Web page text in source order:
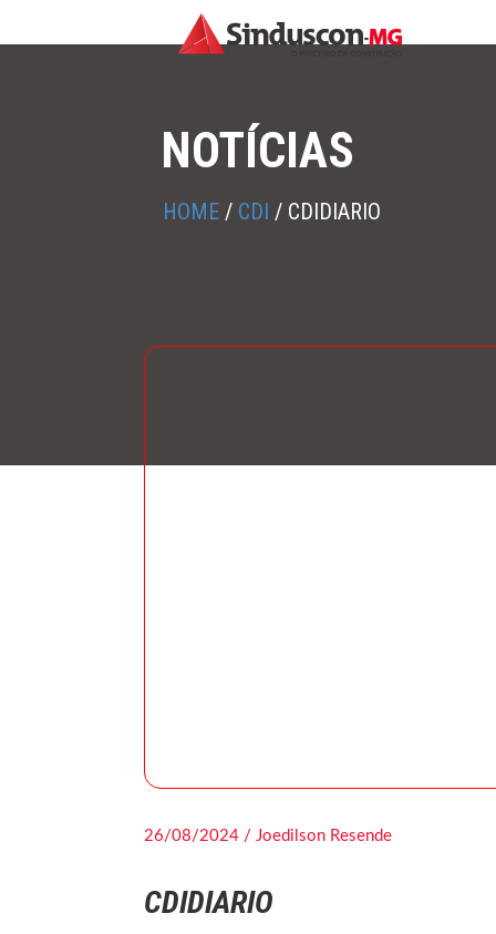
NOTÍCIAS
HOME / CDI / CDIDIARIO
26/08/2024 / Joedilson Resende
CDIDIARIO